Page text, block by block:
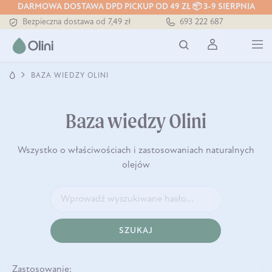
DARMOWA DOSTAWA DPD PICKUP OD 49 ZŁ 📦 3-9 SIERPNIA
Tłoczony zawsze na zimno
Bezpieczna dostawa od 7,49 zł
Tłoczony zawsze na zimno
693 222 687
BAZA WIEDZY OLINI
Baza wiedzy Olini
Wszystko o właściwościach i zastosowaniach naturalnych
olejów
SZUKAJ
Zastosowanie: